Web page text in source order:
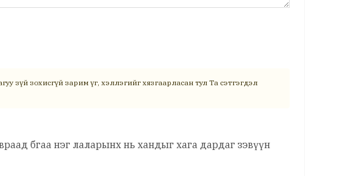
зүй зохисгүй зарим үг, хэллэгийг хязгаарласан тул Та сэтгэгдэл
бгаа нэг лаларынх нь хандыг хага дардаг зэвүүн